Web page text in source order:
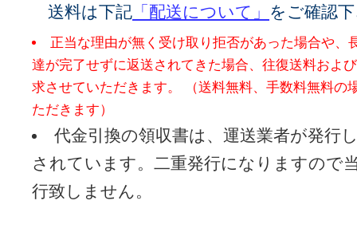
送料は下記 「配送について」 をご確認
正当な理由が無く受け取り拒否があった場合や、
達が完了せずに返送されてきた場合、往復送料およ
求させていただきます。 （送料無料、手数料無料の場合でも実費をい
ただきます）
代金引換の領収書は、運送業者が発行
されています。二重発行になりますので
行致しません。